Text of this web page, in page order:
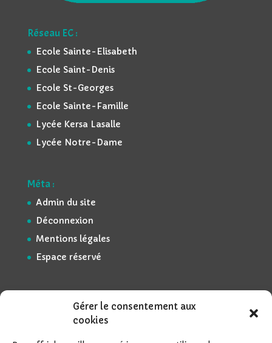
Gérer le consentement aux
cookies
Réseau EC :
Ecole Sainte-Elisabeth
Ecole Saint-Denis
Ecole St-Georges
Ecole Sainte-Famille
Lycée Kersa Lasalle
Lycée Notre-Dame
Méta :
Admin du site
Déconnexion
Mentions légales
Espace réservé